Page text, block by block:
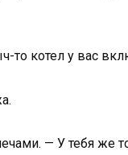
то котел у вас
— У тебя же